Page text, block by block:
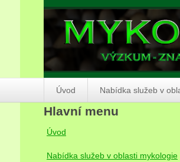
Úvod Nabídka služeb v
Hlavní menu
Úvod
Nabídka služeb v oblasti mykologie